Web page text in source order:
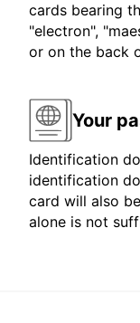
cards bearing
"electron",
or on the back
Your
Identification
identification
card will also
alone is not